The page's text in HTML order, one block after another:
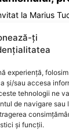
ți
experiență,
și/sau accesa
tehnologii ne
de navigare
și funcții.
la Marius
Ilie Bolojan
de